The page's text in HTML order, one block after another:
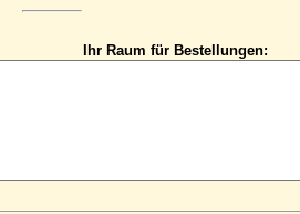
Ihr Raum für Bestellungen: